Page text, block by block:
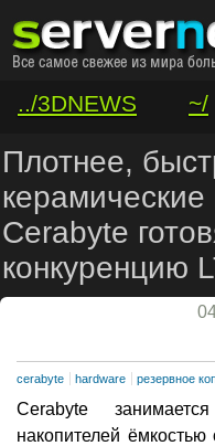
../3DNEWS ~/
/VAR/CONTACT
Плотнее,
керамические
Cerabyte
конкуренцию
cerabyte hardware резервное
Cerabyte
накопителей